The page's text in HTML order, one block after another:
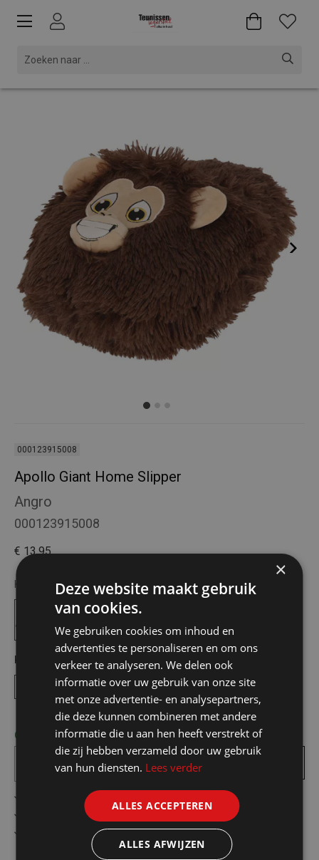
000123915008
Apollo Giant Home Slipper
Angro
000123915008
€ 13,95
Kies uw kleur:Donker Bruin
Kies uw maat
One size
Op voorraad! bezorgd binnen 1 tot 2 werkdagen
Inwinkelmandje
Gratis verzending in België vanaf €75
Veilig online betalen
Advies op maat
×
Deze website maakt gebruik
van cookies.
We gebruiken cookies om inhoud en
advertenties te personaliseren en om ons
verkeer te analyseren. We delen ook
informatie over uw gebruik van onze site
met onze advertentie- en analysepartners,
die deze kunnen combineren met andere
informatie die u aan hen heeft verstrekt of
die zij hebben verzameld door uw gebruik
van hun diensten. Lees verder
ALLES ACCEPTEREN
ALLES AFWIJZEN